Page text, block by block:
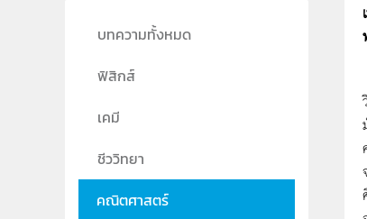
บทความทั้งหมด
ฟิสิกส์
เคมี
ชีววิทยา
คณิตศาสตร์